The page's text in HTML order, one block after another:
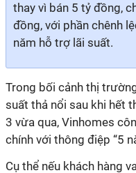
thay vì bán 5 tỷ đồng,
đồng, với phần chênh
năm hỗ trợ lãi suất.
Trong bối cảnh thị
suất thả nổi sau khi hết
3 vừa qua, Vinhomes
chính với thông điệp “5
Cụ thể nếu khách hàng